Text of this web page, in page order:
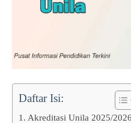
Daftar Isi:
Akreditasi Unila 2025/2026